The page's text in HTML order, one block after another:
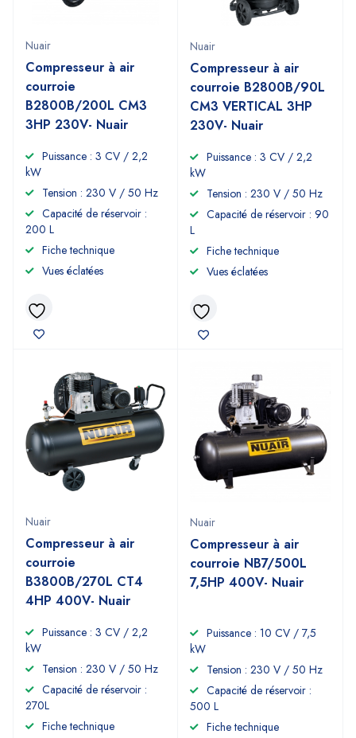
Nuair
Compresseur à air
courroie
B2800B/200L CM3
3HP 230V- Nuair
Puissance : 3 CV / 2,2
kW
Tension : 230 V / 50 Hz
Capacité de réservoir :
200 L
Fiche technique
Vues éclatées
Nuair
Compresseur à air
courroie B2800B/90L
CM3 VERTICAL 3HP
230V- Nuair
Puissance : 3 CV / 2,2
kW
Tension : 230 V / 50 Hz
Capacité de réservoir : 90
L
Fiche technique
Vues éclatées
Nuair
Compresseur à air
courroie
B3800B/270L CT4
4HP 400V- Nuair
Puissance : 3 CV / 2,2
kW
Tension : 230 V / 50 Hz
Capacité de réservoir :
270L
Fiche technique
Nuair
Compresseur à air
courroie NB7/500L
7,5HP 400V- Nuair
Puissance : 10 CV / 7,5
kW
Tension : 230 V / 50 Hz
Capacité de réservoir :
500 L
Fiche technique